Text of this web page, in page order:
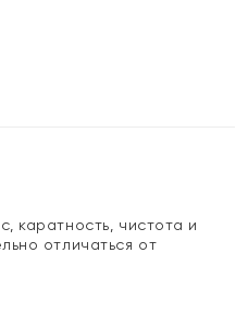
каратность, чистота и
отличаться от